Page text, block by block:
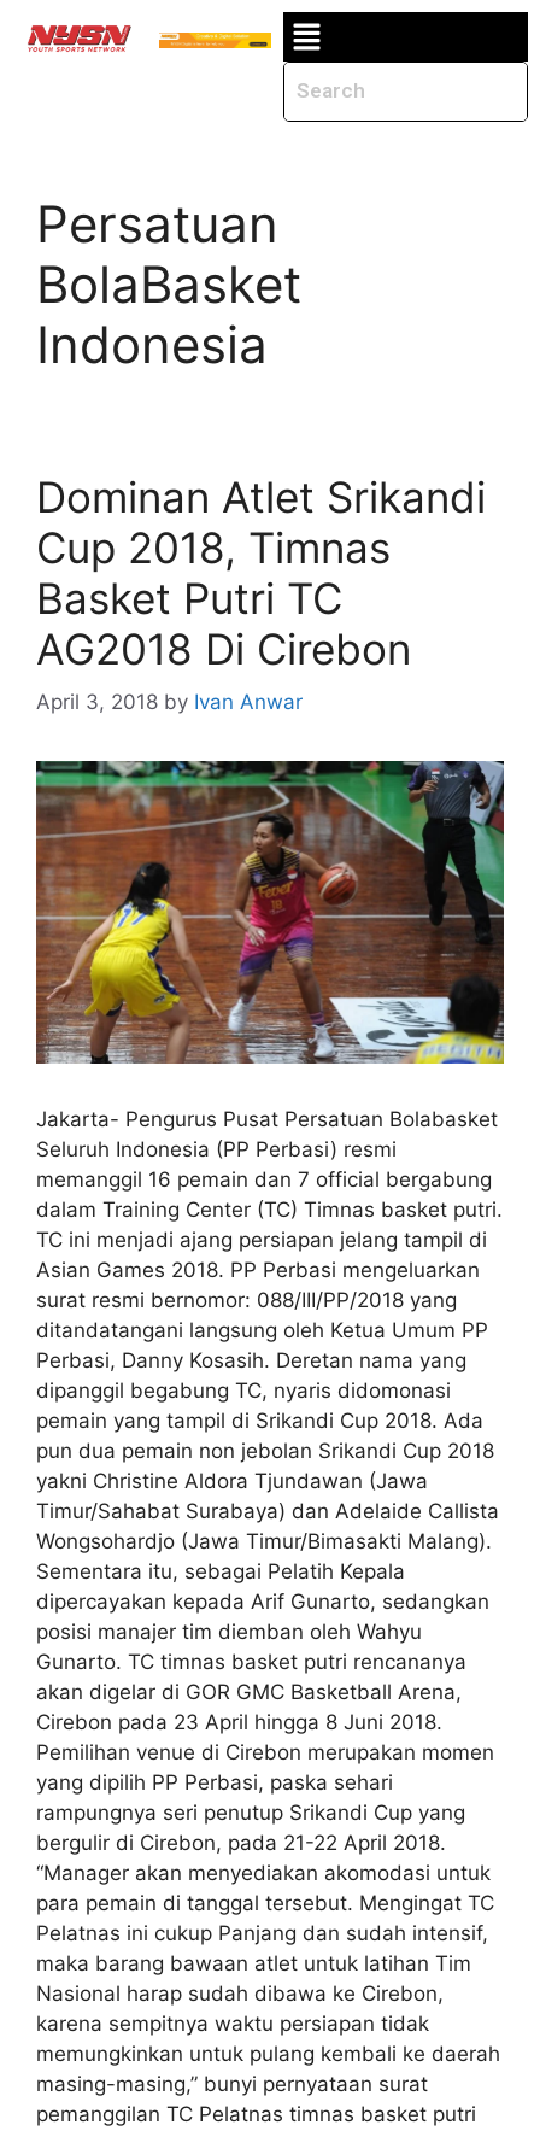
Persatuan
BolaBasket
Indonesia
Dominan Atlet Srikandi
Cup 2018, Timnas
Basket Putri TC
AG2018 Di Cirebon
April 3, 2018 by Ivan Anwar
Jakarta- Pengurus Pusat Persatuan Bolabasket
Seluruh Indonesia (PP Perbasi) resmi
memanggil 16 pemain dan 7 official bergabung
dalam Training Center (TC) Timnas basket putri.
TC ini menjadi ajang persiapan jelang tampil di
Asian Games 2018. PP Perbasi mengeluarkan
surat resmi bernomor: 088/III/PP/2018 yang
ditandatangani langsung oleh Ketua Umum PP
Perbasi, Danny Kosasih. Deretan nama yang
dipanggil begabung TC, nyaris didomonasi
pemain yang tampil di Srikandi Cup 2018. Ada
pun dua pemain non jebolan Srikandi Cup 2018
yakni Christine Aldora Tjundawan (Jawa
Timur/Sahabat Surabaya) dan Adelaide Callista
Wongsohardjo (Jawa Timur/Bimasakti Malang).
Sementara itu, sebagai Pelatih Kepala
dipercayakan kepada Arif Gunarto, sedangkan
posisi manajer tim diemban oleh Wahyu
Gunarto. TC timnas basket putri rencananya
akan digelar di GOR GMC Basketball Arena,
Cirebon pada 23 April hingga 8 Juni 2018.
Pemilihan venue di Cirebon merupakan momen
yang dipilih PP Perbasi, paska sehari
rampungnya seri penutup Srikandi Cup yang
bergulir di Cirebon, pada 21-22 April 2018.
“Manager akan menyediakan akomodasi untuk
para pemain di tanggal tersebut. Mengingat TC
Pelatnas ini cukup Panjang dan sudah intensif,
maka barang bawaan atlet untuk latihan Tim
Nasional harap sudah dibawa ke Cirebon,
karena sempitnya waktu persiapan tidak
memungkinkan untuk pulang kembali ke daerah
masing-masing,” bunyi pernyataan surat
pemanggilan TC Pelatnas timnas basket putri